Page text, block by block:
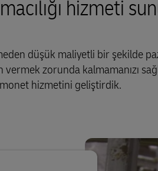
hizmeti
düşük maliyetli bir şekilde
vermek zorunda kalmamanızı
hizmetini geliştirdik.